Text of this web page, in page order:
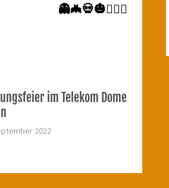
Beitrag:
👻🦇💀🎃🧚🏼‍♀️
im Telekom Dome
2022